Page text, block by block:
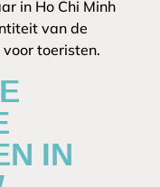
in Ho Chi Minh
van de
toeristen.
IN